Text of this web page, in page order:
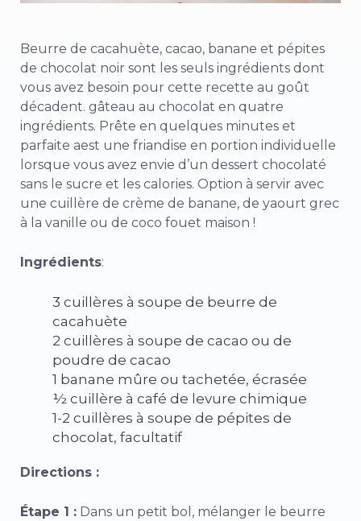
Beurre de cacahuète, cacao, banane et pépites
de chocolat noir sont les seuls ingrédients dont
vous avez besoin pour cette recette au goût
décadent. gâteau au chocolat en quatre
ingrédients. Prête en quelques minutes et
parfaite aest une friandise en portion individuelle
lorsque vous avez envie d’un dessert chocolaté
sans le sucre et les calories. Option à servir avec
une cuillère de crème de banane, de yaourt grec
à la vanille ou de coco fouet maison !
Ingrédients:
3 cuillères à soupe de beurre de
cacahuète
2 cuillères à soupe de cacao ou de
poudre de cacao
1 banane mûre ou tachetée, écrasée
½ cuillère à café de levure chimique
1-2 cuillères à soupe de pépites de
chocolat, facultatif
Directions :
Étape 1 : Dans un petit bol, mélanger le beurre